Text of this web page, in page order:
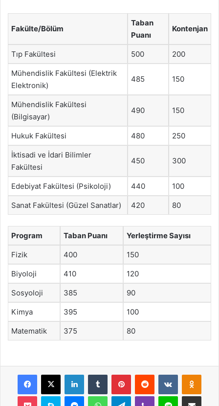
Fakülte/Bölüm
Taban
Puanı
Kontenjan
Tıp Fakültesi 500 200
Mühendislik Fakültesi (Elektrik
Elektronik)
485 150
Mühendislik Fakültesi
(Bilgisayar)
490 150
Hukuk Fakültesi 480 250
İktisadi ve İdari Bilimler
Fakültesi
450 300
Edebiyat Fakültesi (Psikoloji) 440 100
Sanat Fakültesi (Güzel Sanatlar) 420 80
Program Taban Puanı Yerleştirme Sayısı
Fizik 400 150
Biyoloji 410 120
Sosyoloji 385 90
Kimya 395 100
Matematik 375 80
Facebook
X LinkedInTumblr PinterestReddit VKontakte
Pocket Skype MessengerWhatsAppTelegramViber Line E-Posta ile